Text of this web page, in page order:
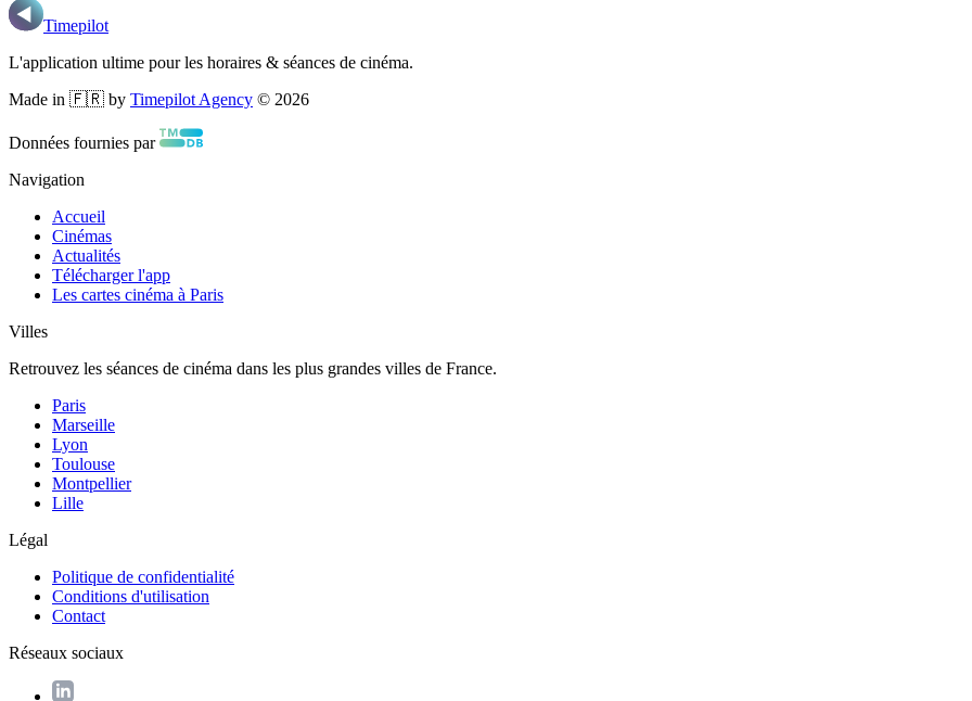
Timepilot
L'application ultime pour les horaires & séances de cinéma.
Made in 🇫🇷 by Timepilot Agency © 2026
Données fournies par
Navigation
Accueil
Cinémas
Actualités
Télécharger l'app
Les cartes cinéma à Paris
Villes
Retrouvez les séances de cinéma dans les plus grandes villes de France.
Paris
Marseille
Lyon
Toulouse
Montpellier
Lille
Légal
Politique de confidentialité
Conditions d'utilisation
Contact
Réseaux sociaux